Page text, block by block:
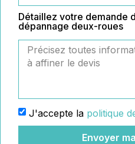
Détaillez votre demande
dépannage deux-roues
J'accepte la politique
Envoyer